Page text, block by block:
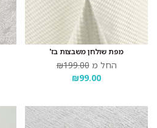
מפת שולחן משבצות בז'
החל מ ₪199.00
₪99.00